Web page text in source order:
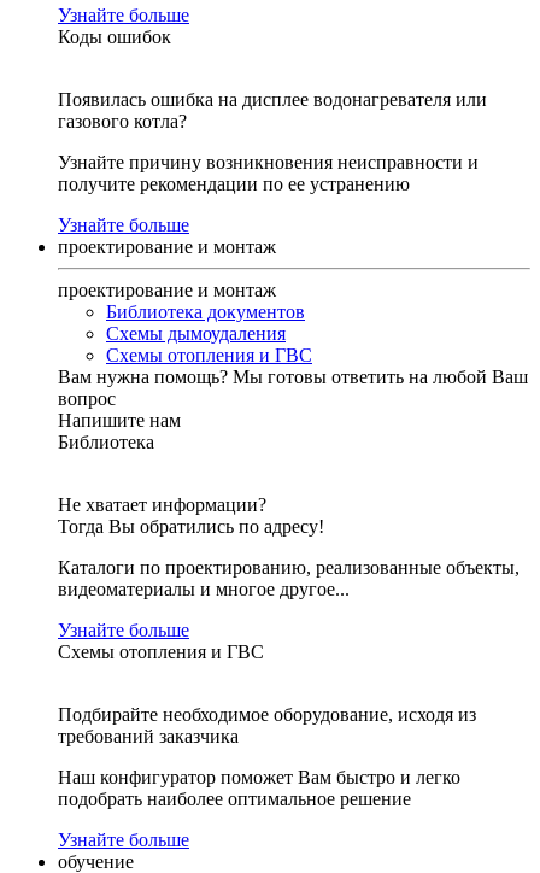
Узнайте больше
Коды ошибок
Появилась ошибка на дисплее водонагревателя или
газового котла?
Узнайте причину возникновения неисправности и
получите рекомендации по ее устранению
Узнайте больше
проектирование и монтаж
проектирование и монтаж
Библиотека документов
Схемы дымоудаления
Схемы отопления и ГВС
Вам нужна помощь? Мы готовы ответить на любой Ваш
вопрос
Напишите нам
Библиотека
Не хватает информации?
Тогда Вы обратились по адресу!
Каталоги по проектированию, реализованные объекты,
видеоматериалы и многое другое...
Узнайте больше
Схемы отопления и ГВС
Подбирайте необходимое оборудование, исходя из
требований заказчика
Наш конфигуратор поможет Вам быстро и легко
подобрать наиболее оптимальное решение
Узнайте больше
обучение